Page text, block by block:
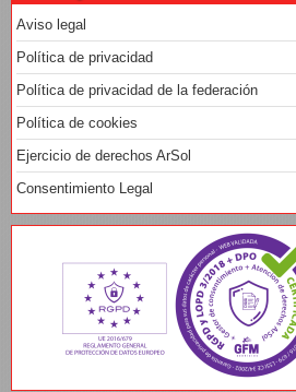
Aviso legal
Política de privacidad
Política de privacidad de la federación
Política de cookies
Ejercicio de derechos ArSol
Consentimiento Legal